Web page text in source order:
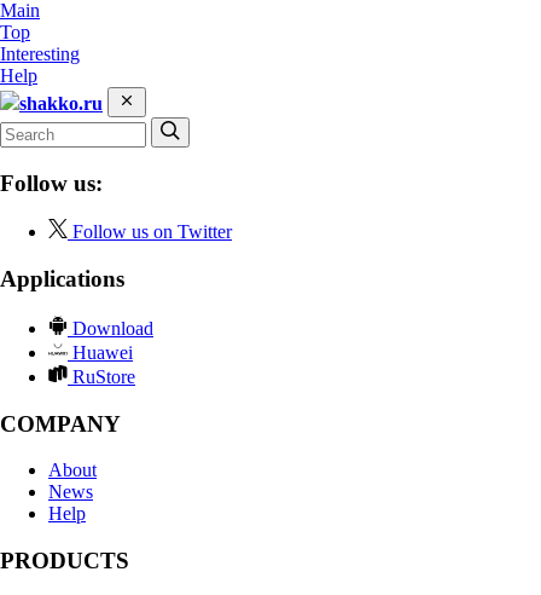
Main
Top
Interesting
Help
shakko.ru
Follow us:
Follow us on Twitter
Applications
Download
Huawei
RuStore
COMPANY
About
News
Help
PRODUCTS